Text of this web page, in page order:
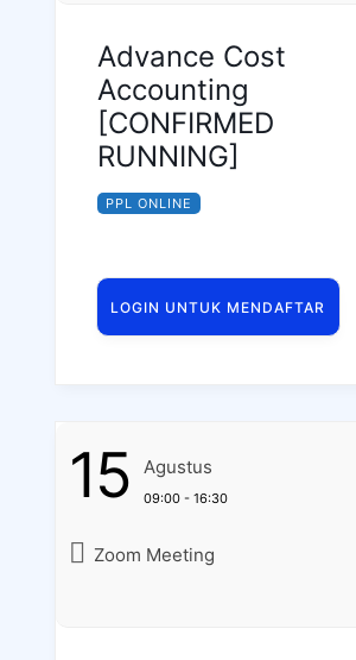
Advance Cost
Accounting
[CONFIRMED
RUNNING]
PPL ONLINE
LOGIN UNTUK MENDAFTAR
15 Agustus
09:00 - 16:30
Zoom Meeting